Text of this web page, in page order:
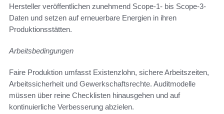
Hersteller veröffentlichen zunehmend Scope-1- bis Scope-3-
Daten und setzen auf erneuerbare Energien in ihren
Produktionsstätten.
Arbeitsbedingungen
Faire Produktion umfasst Existenzlohn, sichere Arbeitszeiten,
Arbeitssicherheit und Gewerkschaftsrechte. Auditmodelle
müssen über reine Checklisten hinausgehen und auf
kontinuierliche Verbesserung abzielen.